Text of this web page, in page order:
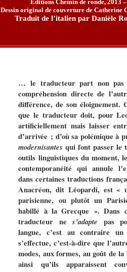
Editions Chemin de ronde, 2013 –
Dessin original de couverture de Catherine
Traduit de l’italien par Danièle
… le traducteur part non pas
compréhension directe de
différence, de son éloignement.
que le traducteur doit, pour
artificiellement mais laisser
d’arrivée ; d’où sa polémique à
modernisantes qui font passer le
outils linguistiques du moment,
contemporanéité qui annule
dans certaines traductions
Anacréon, dit Léopardi, est «
parisienne, ou plutôt un
habillé à la Grecque ». Dans
traducteur ne s’adapte pas
langue, c’est au contraire
s’effectue, c’est-à-dire que
modes, aux formes, au goût de
ainsi qu’ils apparaissent